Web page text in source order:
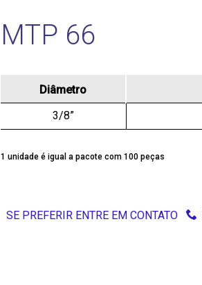
MTP 66
Diâmetro
3/8”
1 unidade é igual a pacote com 100 peças
SE PREFERIR ENTRE EM CONTATO